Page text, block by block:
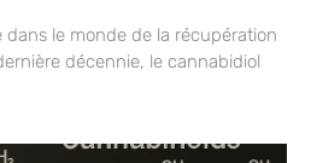
dans le monde de la récupération
décennie, le cannabidiol